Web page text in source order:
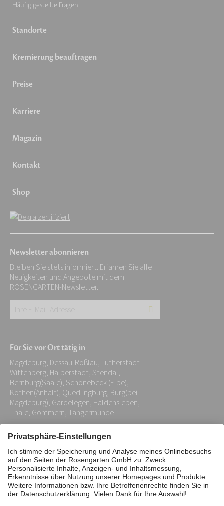
Häufig gestellte Fragen
Standorte
Kremierung beauftragen
Preise
Karriere
Magazin
Kontakt
Shop
Newsletter abonnieren
Bleiben Sie stets informiert. Erfahren Sie alle
Neuigkeiten und Angebote mit dem
ROSENGARTEN-Newsletter.
Adresse:
*
Für Sie vor Ort tätig in
Magdeburg, Dessau-Roßlau, Lutherstadt
Wittenberg, Halberstadt, Stendal,
Bernburg(Saale), Schönebeck (Elbe),
Köthen(Anhalt), Quedlingburg, Burg(bei
Magdeburg), Gardelegen, Haldensleben,
Thale, Gommern, Tangermünde
Impressum Datenschutz
Stiftung
Interne Meldestelle
Zahlungsmittel
Barrierefreiheitserklärung
Vertrag widerrufen